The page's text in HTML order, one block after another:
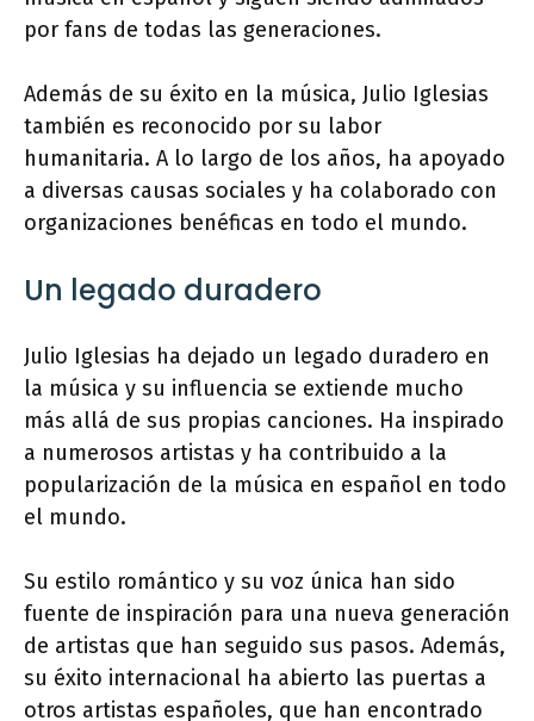
por fans de todas las generaciones.
Además de su éxito en la música, Julio Iglesias
también es reconocido por su labor
humanitaria. A lo largo de los años, ha apoyado
a diversas causas sociales y ha colaborado con
organizaciones benéficas en todo el mundo.
Un legado duradero
Julio Iglesias ha dejado un legado duradero en
la música y su influencia se extiende mucho
más allá de sus propias canciones. Ha inspirado
a numerosos artistas y ha contribuido a la
popularización de la música en español en todo
el mundo.
Su estilo romántico y su voz única han sido
fuente de inspiración para una nueva generación
de artistas que han seguido sus pasos. Además,
su éxito internacional ha abierto las puertas a
otros artistas españoles, que han encontrado